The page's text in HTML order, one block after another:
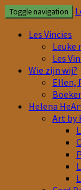
Ga
naar
Toggle navigation
Les Vincies
Leuke
Les
Wie zijn wij?
Ellen,
Helena
Art by